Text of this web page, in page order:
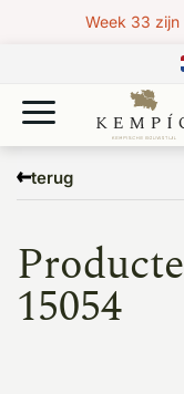
Week 33
terug
15054
15054